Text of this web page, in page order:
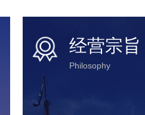
经营宗旨
Philosophy